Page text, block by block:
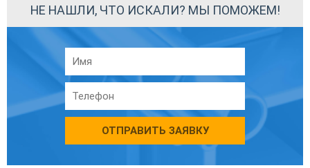
НЕ НАШЛИ, ЧТО ИСКАЛИ? МЫ ПОМОЖЕМ!
ОТПРАВИТЬ ЗАЯВКУ